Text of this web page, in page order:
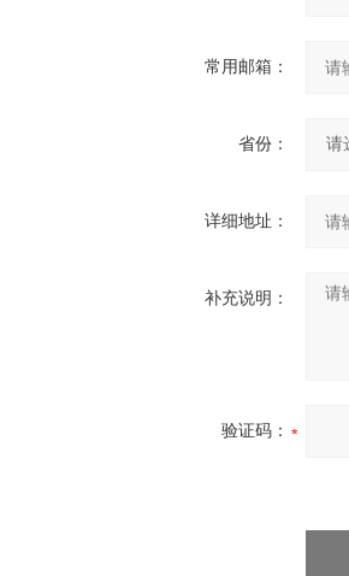
常用邮箱：
省份：
详细地址：
补充说明：
验证码：